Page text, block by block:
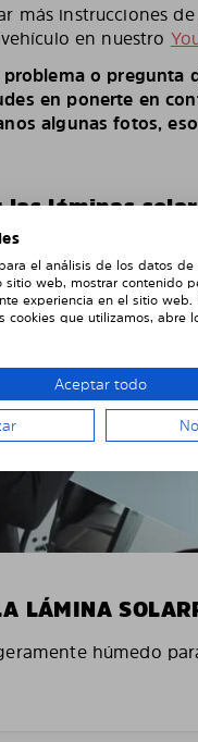
más instrucciones
en nuestro
o pregunta
en ponerte en
algunas fotos,
láminas
LÁMINA
húmedo
el análisis de los datos de
sitio web, mostrar contenido
experiencia en el sitio web.
cookies que utilizamos, abre
Aceptar todo